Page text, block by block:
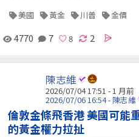
美國 黃金 川普 金價
4770 7 2
陳志維
2026/07/04 17:51 - 1 月前
2026/07/06 16:54 - 陳志維
倫敦金條飛香港 美國可能
的黃金權力拉扯